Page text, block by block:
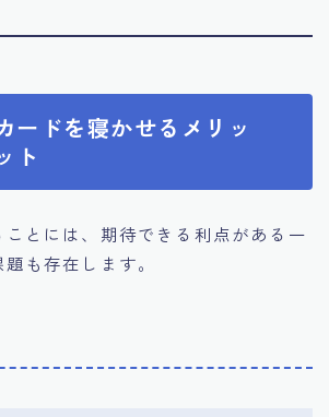
ードを寝かせるメリッ
ト
とには、期待できる利点がある一
も存在します。